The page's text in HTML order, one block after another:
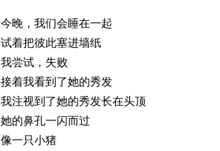
今晚，我们会睡在一起
试着把彼此塞进墙纸
我尝试，失败
接着我看到了她的秀发
我注视到了她的秀发长在头顶
她的鼻孔一闪而过
像一只小猪